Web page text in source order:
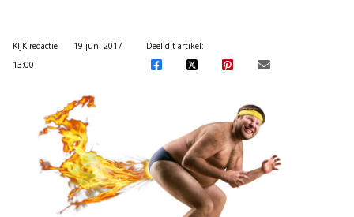
KIJK-redactie
19 juni 2017
13:00
Deel dit artikel: